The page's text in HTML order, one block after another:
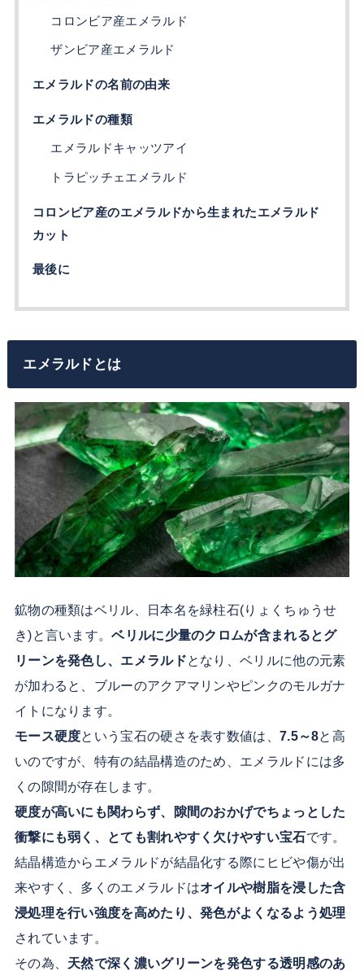
コロンビア産エメラルド
ザンビア産エメラルド
エメラルドの名前の由来
エメラルドの種類
エメラルドキャッツアイ
トラピッチェエメラルド
コロンビア産のエメラルドから生まれたエメラルド
カット
最後に
エメラルドとは
鉱物の種類はベリル、日本名を緑柱石(りょくちゅうせ
き)と言います。ベリルに少量のクロムが含まれるとグ
リーンを発色し、エメラルドとなり、ベリルに他の元素
が加わると、ブルーのアクアマリンやピンクのモルガナ
イトになります。
モース硬度という宝石の硬さを表す数値は、 7.5～8と高
いのですが、特有の結晶構造のため、エメラルドには多
くの隙間が存在します。
硬度が高いにも関わらず、隙間のおかげでちょっとした
衝撃にも弱く、とても割れやすく欠けやすい宝石です。
結晶構造からエメラルドが結晶化する際にヒビや傷が出
来やすく、多くのエメラルドはオイルや樹脂を浸した含
浸処理を行い強度を高めたり、発色がよくなるよう処理
されています。
その為、 天然で深く濃いグリーンを発色する透明感のあ